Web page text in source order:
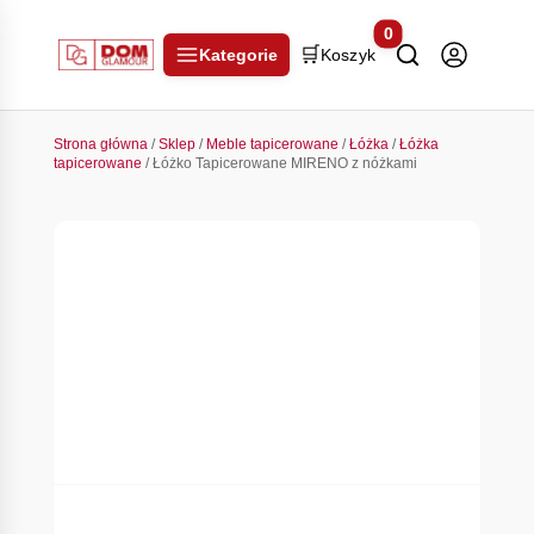
Kategorie 🛒 Koszyk
0
Strona główna/Sklep/ Meble tapicerowane /Łóżka/Łóżka
tapicerowane / Łóżko Tapicerowane MIRENO z nóżkami